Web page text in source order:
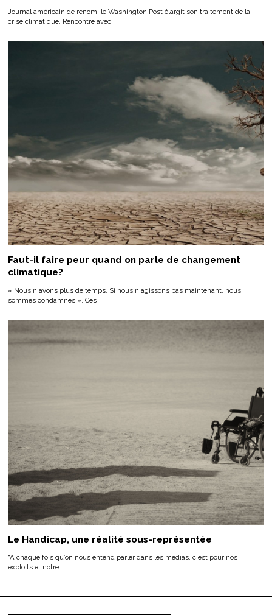
Journal américain de renom, le Washington Post élargit son traitement de la
crise climatique. Rencontre avec
Faut-il faire peur quand on parle de changement
climatique?
« Nous n'avons plus de temps. Si nous n'agissons pas maintenant, nous
sommes condamnés ». Ces
Le Handicap, une réalité sous-représentée
"A chaque fois qu’on nous entend parler dans les médias, c'est pour nos
exploits et notre